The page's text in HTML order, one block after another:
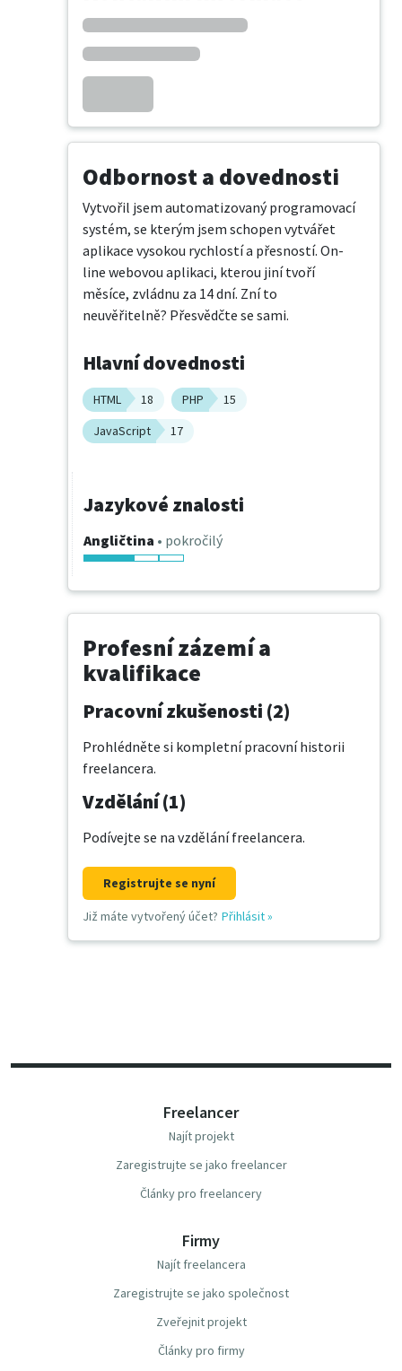
Odbornost a dovednosti
Vytvořil jsem automatizovaný programovací
systém, se kterým jsem schopen vytvářet
aplikace vysokou rychlostí a přesností. On-
line webovou aplikaci, kterou jiní tvoří
měsíce, zvládnu za 14 dní. Zní to
neuvěřitelně? Přesvědčte se sami.
Hlavní dovednosti
HTML 18 PHP
15
JavaScript
17
Jazykové znalosti
Angličtina • pokročilý
Profesní zázemí a
kvalifikace
Pracovní zkušenosti (2)
Prohlédněte si kompletní pracovní historii
freelancera.
Vzdělání (1)
Podívejte se na vzdělání freelancera.
Registrujte se nyní
Již máte vytvořený účet? Přihlásit»
Freelancer
Najít projekt
Zaregistrujte se jako freelancer
Články pro freelancery
Firmy
Najít freelancera
Zaregistrujte se jako společnost
Zveřejnit projekt
Články pro firmy